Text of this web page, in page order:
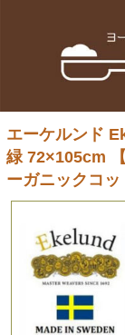
エーケルンド
緑 72×105cm
ーガニックコ